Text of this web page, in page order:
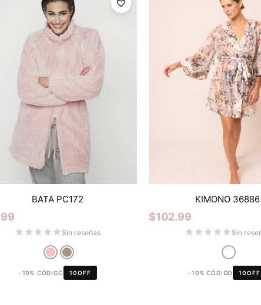
BATA PC172
Sin reseñas
-10% CÓDIGO 10OFF
KIMONO 36886
$102.99
Sin
-10% CÓDIGO 10OFF